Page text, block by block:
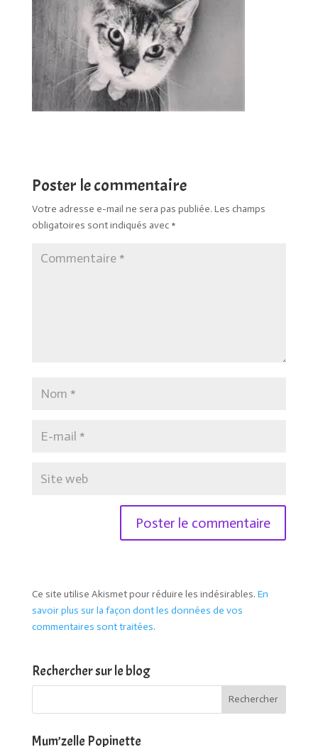
Poster le commentaire
Votre adresse e-mail ne sera pas publiée. Les champs
obligatoires sont indiqués avec *
Ce site utilise Akismet pour réduire les indésirables. En
savoir plus sur la façon dont les données de vos
commentaires sont traitées.
Rechercher sur le blog
Mum’zelle Popinette